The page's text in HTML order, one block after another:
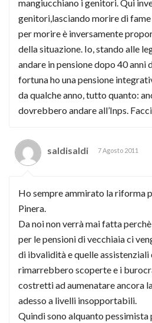
mangiucchiano i genitori. Qui
genitori,lasciando morire di
per morire è inversamente
della situazione. Io, stando alle
andare in pensione dopo 40 anni
fortuna ho una pensione
da qualche anno, tutto quanto:
dovrebbero andare all’Inps.
saldisaldi 7 Agosto 2011
Ho sempre ammirato la riforma
Pinera.
Da noi non verrà mai fatta
per le pensioni di vecchiaia ci
di ibvalidità e quelle assistenziali
rimarrebbero scoperte e i
costretti ad aumenatare ancora
adesso a livelli insopportabili.
Quindi sono alquanto